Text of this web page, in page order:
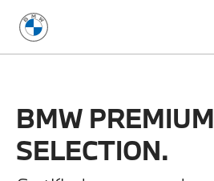
BMW PREMIUM
SELECTION.